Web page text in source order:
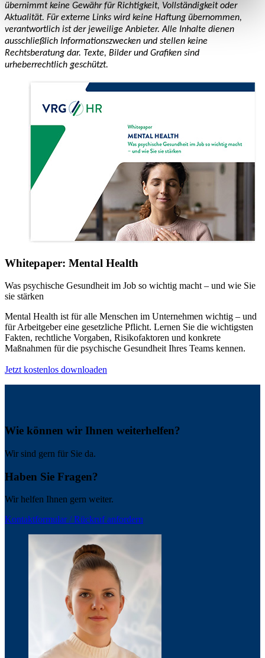
übernimmt keine Gewähr für Richtigkeit, Vollständigkeit oder
Aktualität. Für externe Links wird keine Haftung übernommen,
verantwortlich ist der jeweilige Anbieter. Alle Inhalte dienen
ausschließlich Informationszwecken und stellen keine
Rechtsberatung dar. Texte, Bilder und Grafiken sind
urheberrechtlich geschützt.
Whitepaper: Mental Health
Was psychische Gesundheit im Job so wichtig macht – und wie Sie
sie stärken
Mental Health ist für alle Menschen im Unternehmen wichtig – und
für Arbeitgeber eine gesetzliche Pflicht. Lernen Sie die wichtigsten
Fakten, rechtliche Vorgaben, Risikofaktoren und konkrete
Maßnahmen für die psychische Gesundheit Ihres Teams kennen.
Jetzt kostenlos downloaden
Wie können wir Ihnen weiterhelfen?
Wir sind gern für Sie da.
Haben Sie Fragen?
Wir helfen Ihnen gern weiter.
Kontaktformular / Rückruf anfordern